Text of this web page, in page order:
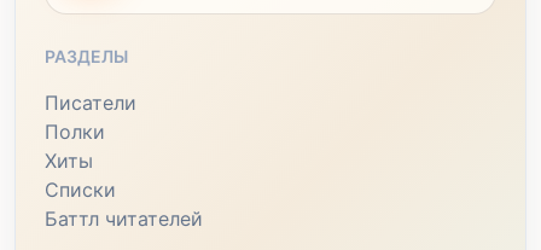
РАЗДЕЛЫ
Писатели
Полки
Хиты
Списки
Баттл читателей